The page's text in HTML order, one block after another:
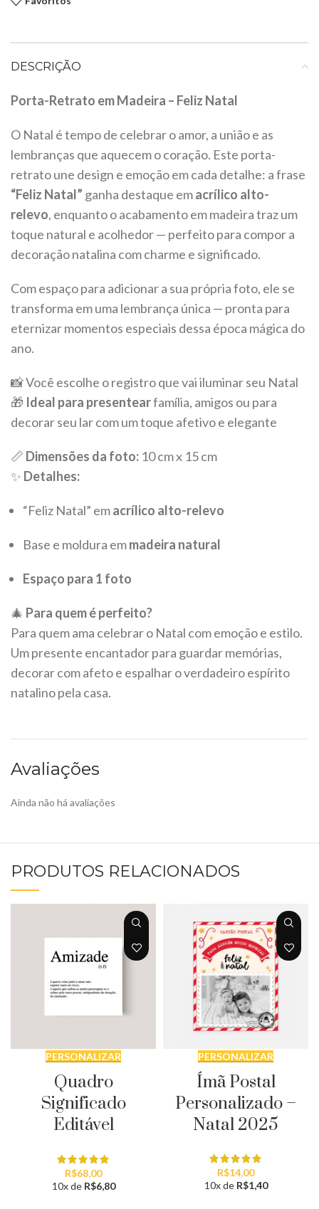
DESCRIÇÃO
Porta-Retrato em Madeira – Feliz Natal
O Natal é tempo de celebrar o amor, a união e as
lembranças que aquecem o coração. Este porta-
retrato une design e emoção em cada detalhe: a frase
“Feliz Natal” ganha destaque emacrílico alto-
relevo, enquanto o acabamento em madeira traz um
toque natural e acolhedor — perfeito para compor a
decoração natalina com charme e significado.
Com espaço para adicionar a sua própria foto, ele se
transforma em uma lembrança única — pronta para
eternizar momentos especiais dessa época mágica do
ano.
📸 Você escolhe o registro que vai iluminar seu Natal
🎁 Ideal para presentearfamília, amigos ou para
decorar seu lar com um toque afetivo e elegante
📏 Dimensões da foto: 10 cm x 15 cm
✨ Detalhes:
“Feliz Natal” emacrílico alto-relevo
Base e moldura emmadeira natural
Espaço para 1 foto
🎄 Para quem é perfeito?
Para quem ama celebrar o Natal com emoção e estilo.
Um presente encantador para guardar memórias,
decorar com afeto e espalhar o verdadeiro espírito
natalino pela casa.
Avaliações
Ainda não há avaliações
PRODUTOS RELACIONADOS
PERSONALIZAR
Quadro
Significado
Editável
R$68,00
10x de R$6,80
PERSONALIZAR
Ímã Postal
Personalizado –
Natal 2025
R$14,00
10x de R$1,40